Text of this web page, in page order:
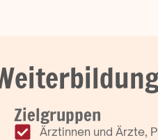
Zielgruppen
Ärztinnen und Ärzte,